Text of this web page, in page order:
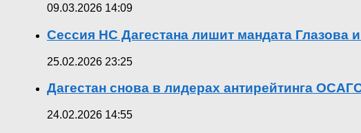
09.03.2026 14:09
Сессия НС Дагестана лишит мандата Глазова
25.02.2026 23:25
Дагестан снова в лидерах антирейтинга
24.02.2026 14:55